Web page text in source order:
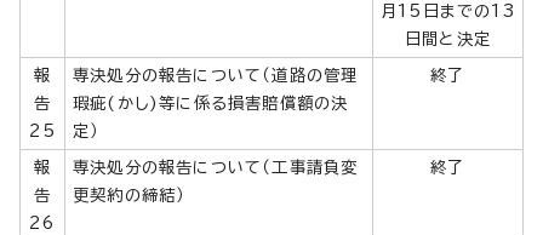
月15日までの13
日間と決定
報
告
25
専決処分の報告について（道路の管理
瑕疵(かし)等に係る損害賠償額の決
定）
終了
報
告
26
専決処分の報告について（工事請負変
更契約の締結）
終了